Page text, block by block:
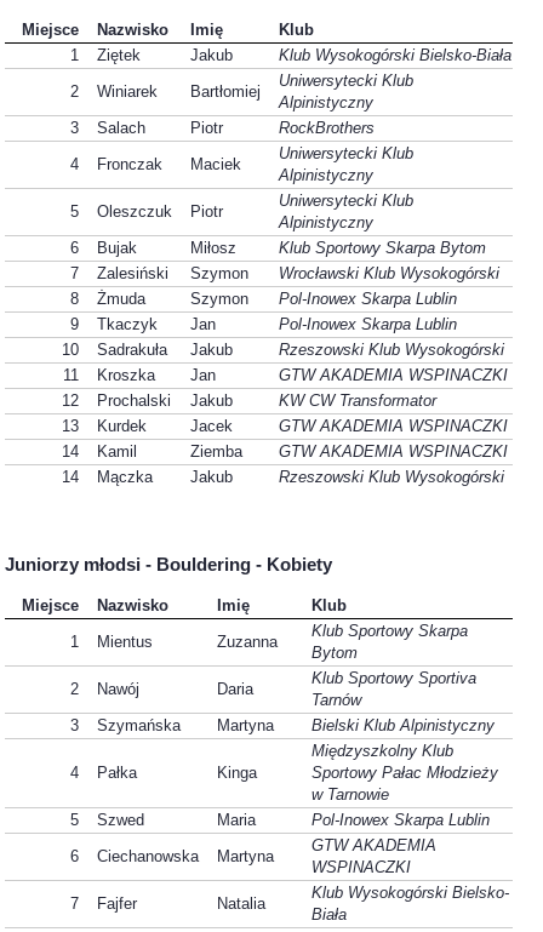
Miejsce Nazwisko Imię
Klub
1
Ziętek Jakub
Klub Wysokogórski Bielsko-Biała
2
Winiarek Bartłomiej
Uniwersytecki Klub
Alpinistyczny
3
Salach Piotr
RockBrothers
4
Fronczak Maciek
Uniwersytecki Klub
Alpinistyczny
5
Oleszczuk Piotr
Uniwersytecki Klub
Alpinistyczny
6
Bujak Miłosz
Klub Sportowy Skarpa Bytom
7
Zalesiński Szymon
Wrocławski Klub Wysokogórski
8
Żmuda Szymon
Pol-Inowex Skarpa Lublin
9
Tkaczyk Jan
Pol-Inowex Skarpa Lublin
10
Sadrakuła Jakub
Rzeszowski Klub Wysokogórski
11
Kroszka Jan
GTW AKADEMIA WSPINACZKI
12
Prochalski Jakub
KW CW Transformator
13
Kurdek Jacek
GTW AKADEMIA WSPINACZKI
14
Kamil Ziemba
GTW AKADEMIA WSPINACZKI
14
Mączka Jakub Rzeszowski Klub Wysokogórski
Juniorzy młodsi - Bouldering - Kobiety
Miejsce Nazwisko Imię
Klub
1
Mientus Zuzanna
Klub Sportowy Skarpa
Bytom
2
Nawój Daria
Klub Sportowy Sportiva
Tarnów
3
Szymańska Martyna Bielski Klub Alpinistyczny
4 Pałka Kinga
Międzyszkolny Klub
Sportowy Pałac Młodzieży
w Tarnowie
5
Szwed Maria
Pol-Inowex Skarpa Lublin
6
Ciechanowska Martyna
GTW AKADEMIA
WSPINACZKI
7
Fajfer Natalia
Klub Wysokogórski Bielsko-
Biała